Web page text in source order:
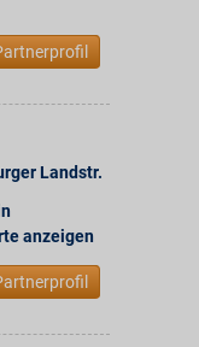
Landstr.
anzeigen